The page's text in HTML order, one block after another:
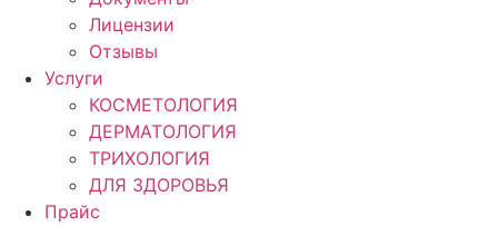
Лицензии
Отзывы
Услуги
КОСМЕТОЛОГИЯ
ДЕРМАТОЛОГИЯ
ТРИХОЛОГИЯ
ДЛЯ ЗДОРОВЬЯ
Прайс